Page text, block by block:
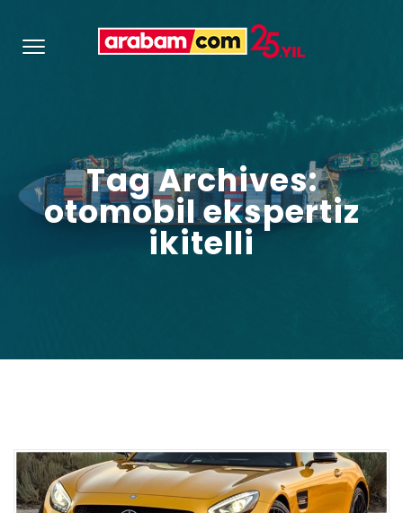
Tag Archives:
otomobil ekspertiz
ikitelli